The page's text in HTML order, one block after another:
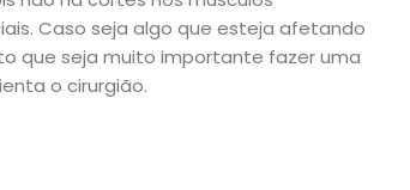
Caso seja algo que esteja afetando
que seja muito importante fazer uma
o cirurgião.